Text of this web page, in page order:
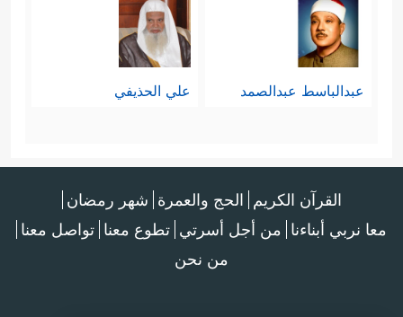
عبدالباسط عبدالصمد علي الحذيفي
القرآن الكريم الحج والعمرة شهر رمضان
معا نربي أبناءنا من أجل أسرتي تطوع معنا تواصل معنا
من نحن